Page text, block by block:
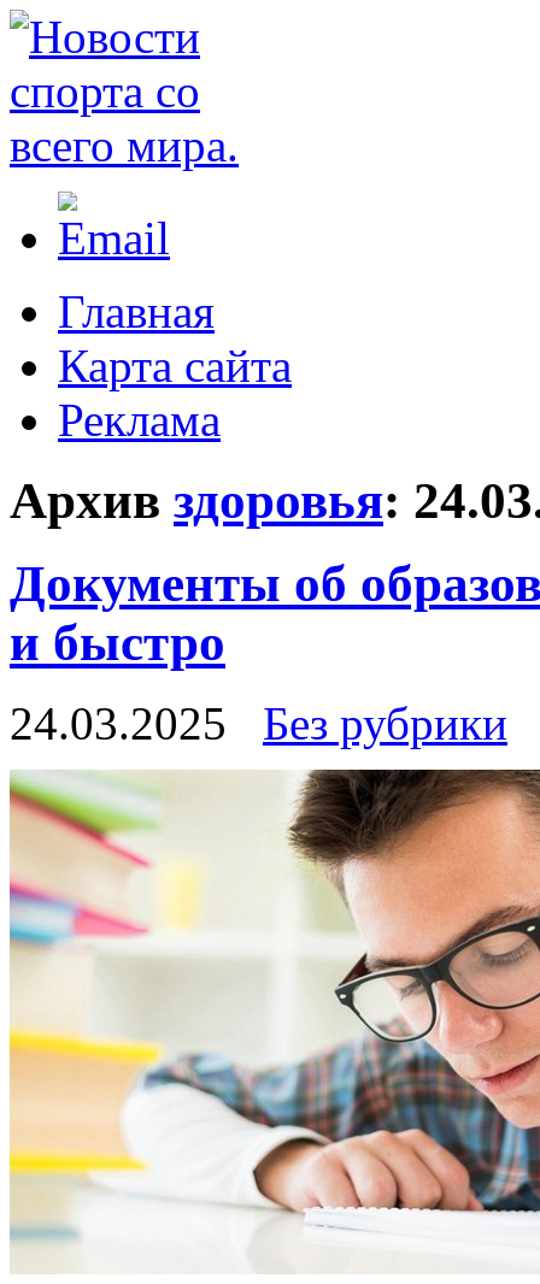
Главная
Карта сайта
Реклама
Архив здоровья:
Документы об
и быстро
24.03.2025 Без рубрики